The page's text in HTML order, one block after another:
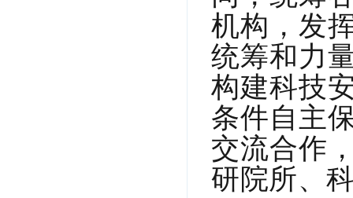
机构，发
统筹和力
构建科技
条件自主
交流合作
研院所、